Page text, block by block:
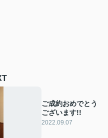
ご成約おめでとう
ございます!!
2022.09.07